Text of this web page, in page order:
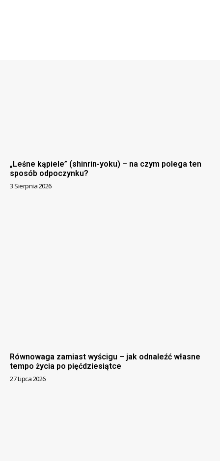
„Leśne kąpiele” (shinrin-yoku) – na czym polega ten
sposób odpoczynku?
3 Sierpnia 2026
Równowaga zamiast wyścigu – jak odnaleźć własne
tempo życia po pięćdziesiątce
27 Lipca 2026